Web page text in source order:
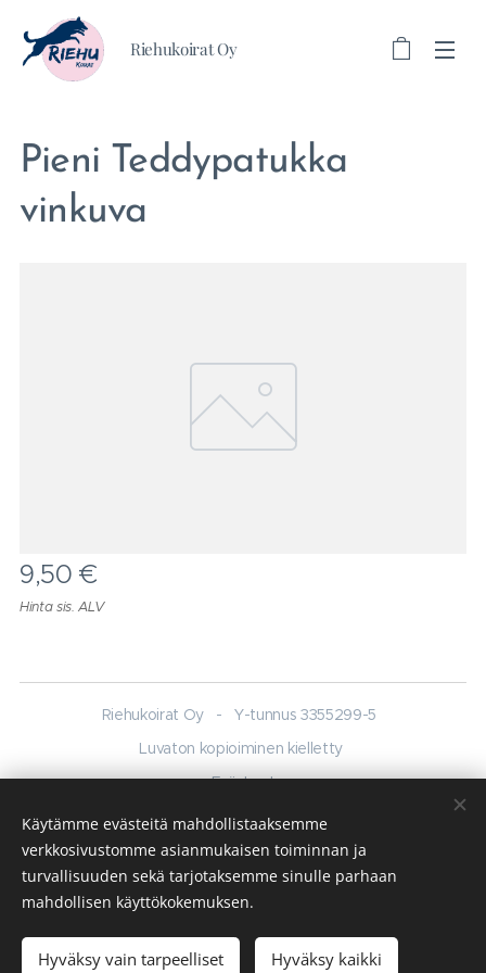
Riehukoirat Oy
Pieni Teddypatukka
vinkuva
9,50 €
Hinta sis. ALV
Lisää ostoskoriin
Riehukoirat Oy - Y-tunnus 3355299-5
Luvaton kopioiminen kielletty
Evästeet
Kielet
English
Suomi
Käytämme evästeitä mahdollistaaksemme
verkkosivustomme asianmukaisen toiminnan ja
turvallisuuden sekä tarjotaksemme sinulle parhaan
mahdollisen käyttökokemuksen.
Hyväksy vain tarpeelliset Hyväksy kaikki